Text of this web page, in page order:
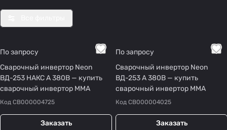
MMA
По запросу
Сварочный инвертор Neon
ВД-253 НАКС А 380В — купить
сварочный инвертор MMA
Код СВ000004725
Заказать
По запросу
Сварочный инвертор Neon
ВД-253 А 380В — купить
сварочный инвертор MMA
Код СВ000004025
Заказать